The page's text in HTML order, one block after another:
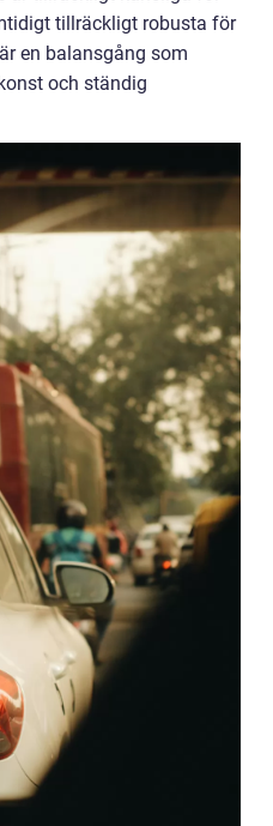
tillräckligt robusta för
en balansgång som
och ständig